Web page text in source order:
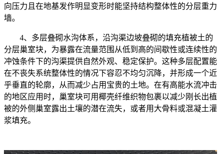
向压力且在地基发作明显变形时能坚持结构整体性的分层重力
墙。
4、多层叠砌水沟体系，沿沟渠边坡叠砌的填充植被土的
分层巢室块，为暴露在流量范围从低到高的间歇性或连续性的
冲蚀条件下的沟渠提供自然外观、稳定保护。这种多层配置能
在不丧失系统整体性的情况下容忍不均匀沉降，并形成一个近
乎垂直的轮廓，从而减少占用宝贵的土地。在有高能水流冲击
的地区应用时，巢室块可用椰壳纤维织物包裹以减少刚长出植
被的外侧巢室露出土壤的潜在流失，或者用大骨料或混凝土灌
浆填充。